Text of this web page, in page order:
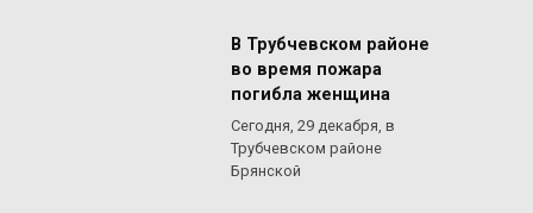
В Трубчевском районе
во время пожара
погибла женщина
Сегодня, 29 декабря, в
Трубчевском районе
Брянской